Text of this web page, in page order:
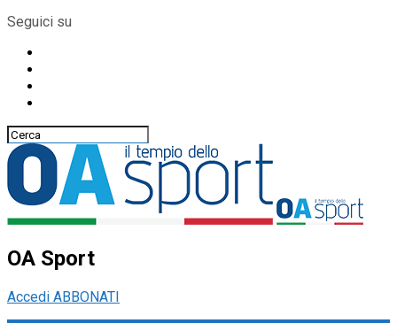
Seguici su
OA Sport
Accedi ABBONATI